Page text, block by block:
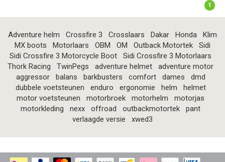
1
Adventure helm Crossfire 3 Crosslaars Dakar Honda
Klim
MX boots
Motorlaars OBM OM Outback Motortek
Sidi
Sidi Crossfire 3 Motorcycle Boot
Sidi Crossfire 3 Motorlaars
Thork Racing
TwinPegs adventure helmet
adventure motor
aggressor
balans barkbusters comfort dames
dmd
dubbele voetsteunen
enduro ergonomie helm
helmet
motor voetsteunen
motorbroek motorhelm
motorjas
motorkleding
nexx offroad outbackmotortek
pant
verlaagde versie
xwed3